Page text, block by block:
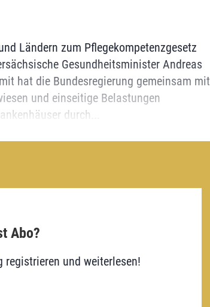
Ländern zum Pflegekompetenzgesetz
Gesundheitsminister Andreas
hat die Bundesregierung gemeinsam mit
und einseitige Belastungen
durch...
Abo?
und weiterlesen!